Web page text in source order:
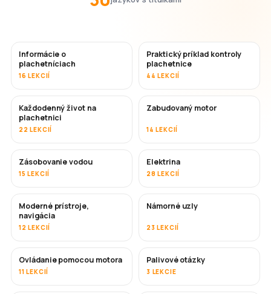
Informácie o
plachetníciach
16 LEKCIÍ
Praktický príklad kontroly
plachetnice
44 LEKCIÍ
Každodenný život na
plachetnici
22 LEKCIÍ
Zabudovaný motor
14 LEKCIÍ
Zásobovanie vodou
15 LEKCIÍ
Elektrina
28 LEKCIÍ
Moderné prístroje,
navigácia
12 LEKCIÍ
Námorné uzly
23 LEKCIÍ
Ovládanie pomocou motora
11 LEKCIÍ
Palivové otázky
3 LEKCIE